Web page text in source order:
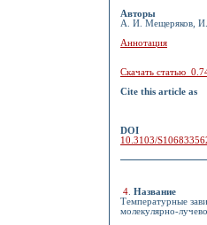
Авторы
А. И. Мещеряков,
Аннотация
Скачать статью
Cite this article as
DOI
10.3103/
4 Название
Температурные
молекулярно-